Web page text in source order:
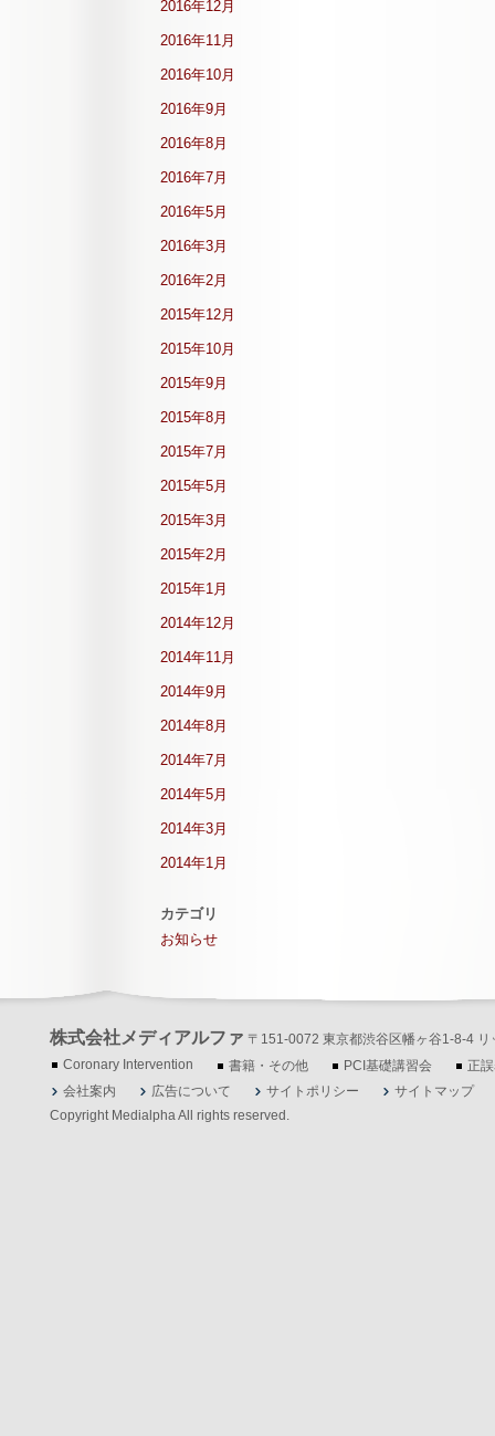
2016年12月
2016年11月
2016年10月
2016年9月
2016年8月
2016年7月
2016年5月
2016年3月
2016年2月
2015年12月
2015年10月
2015年9月
2015年8月
2015年7月
2015年5月
2015年3月
2015年2月
2015年1月
2014年12月
2014年11月
2014年9月
2014年8月
2014年7月
2014年5月
2014年3月
2014年1月
カテゴリ
お知らせ
株式会社メディアルファ 〒151-0072 東京都渋谷区幡ヶ谷1-8-4
Coronary Intervention
書籍・その他 PCI基礎講習会
正
会社案内
広告について サイトポリシー
サイトマップ
Copyright Medialpha All rights reserved.